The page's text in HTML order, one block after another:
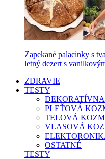
Zapekané palacinky s
letný dezert s
ZDRAVIE
TESTY
PLEŤOVÁ
TELOVÁ
VLASOVÁ
OSTATNÉ
TESTY